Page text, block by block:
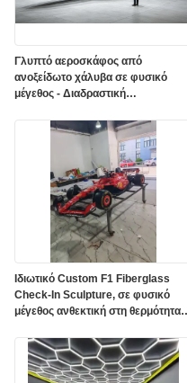
Γλυπτό αεροσκάφος από
ανοξείδωτο χάλυβα σε φυσικό
μέγεθος - Διαδραστική
Ιδιωτικό Custom F1 Fiberglass
Check-In Sculpture, σε φυσικό
μέγεθος ανθεκτική στη θερμότητα